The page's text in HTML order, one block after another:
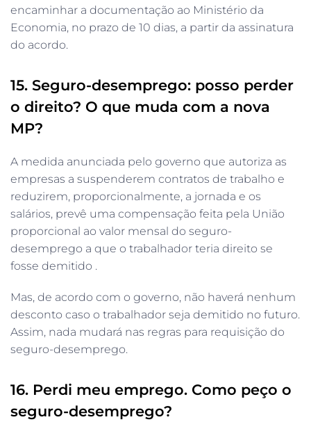
encaminhar a documentação ao Ministério da
Economia, no prazo de 10 dias, a partir da assinatura
do acordo.
15. Seguro-desemprego: posso perder
o direito? O que muda com a nova
MP?
A medida anunciada pelo governo que autoriza as
empresas a suspenderem contratos de trabalho e
reduzirem, proporcionalmente, a jornada e os
salários, prevê uma compensação feita pela União
proporcional ao valor mensal do seguro-
desemprego a que o trabalhador teria direito se
fosse demitido .
Mas, de acordo com o governo, não haverá nenhum
desconto caso o trabalhador seja demitido no futuro.
Assim, nada mudará nas regras para requisição do
seguro-desemprego.
16. Perdi meu emprego. Como peço o
seguro-desemprego?